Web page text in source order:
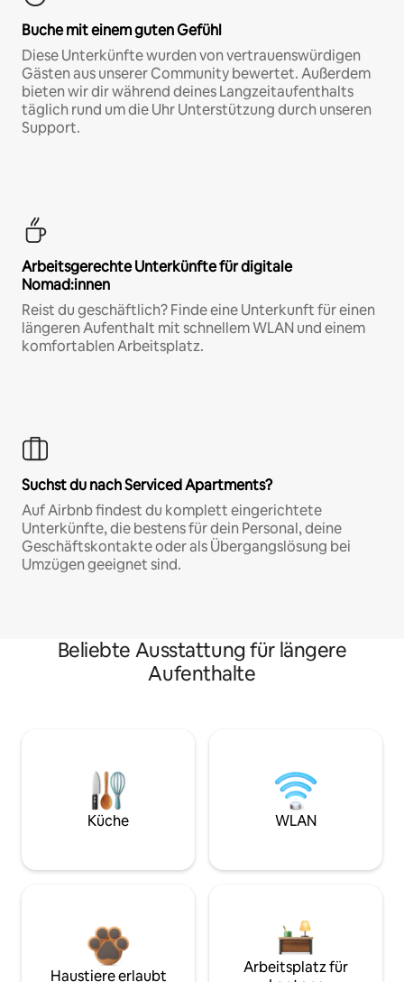
Buche mit einem guten Gefühl
Diese Unterkünfte wurden von vertrauenswürdigen
Gästen aus unserer Community bewertet. Außerdem
bieten wir dir während deines Langzeitaufenthalts
täglich rund um die Uhr Unterstützung durch unseren
Support.
Arbeitsgerechte Unterkünfte für digitale
Nomad:innen
Reist du geschäftlich? Finde eine Unterkunft für einen
längeren Aufenthalt mit schnellem WLAN und einem
komfortablen Arbeitsplatz.
Suchst du nach Serviced Apartments?
Auf Airbnb findest du komplett eingerichtete
Unterkünfte, die bestens für dein Personal, deine
Geschäftskontakte oder als Übergangslösung bei
Umzügen geeignet sind.
Beliebte Ausstattung für längere
Aufenthalte
Küche WLAN
Haustiere erlaubt
Arbeitsplatz für